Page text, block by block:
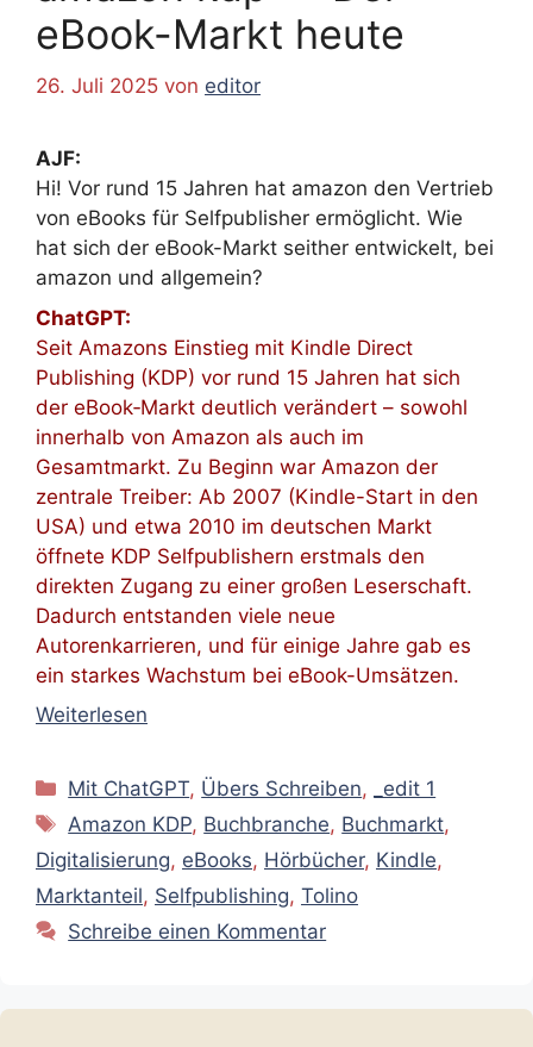
eBook-Markt heute
26. Juli 2025 von editor
AJF:
Hi! Vor rund 15 Jahren hat amazon den Vertrieb
von eBooks für Selfpublisher ermöglicht. Wie
hat sich der eBook-Markt seither entwickelt, bei
amazon und allgemein?
ChatGPT:
Seit Amazons Einstieg mit Kindle Direct
Publishing (KDP) vor rund 15 Jahren hat sich
der eBook‑Markt deutlich verändert – sowohl
innerhalb von Amazon als auch im
Gesamtmarkt. Zu Beginn war Amazon der
zentrale Treiber: Ab 2007 (Kindle-Start in den
USA) und etwa 2010 im deutschen Markt
öffnete KDP Selfpublishern erstmals den
direkten Zugang zu einer großen Leserschaft.
Dadurch entstanden viele neue
Autorenkarrieren, und für einige Jahre gab es
ein starkes Wachstum bei eBook-Umsätzen.
Weiterlesen
Kategorien
Mit ChatGPT, Übers Schreiben,
_edit 1
Schlagwörter
Amazon KDP, Buchbranche, Buchmarkt,
Digitalisierung, eBooks, Hörbücher, Kindle,
Marktanteil, Selfpublishing, Tolino
Schreibe einen Kommentar